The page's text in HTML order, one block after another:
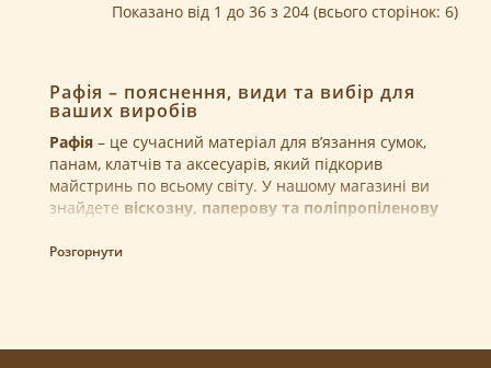
Показано від 1 до 36 з 204 (всього сторінок: 6)
Рафія – пояснення, види та вибір для
ваших виробів
Рафія – це сучасний матеріал для в’язання сумок,
панам, клатчів та аксесуарів, який підкорив
майстринь по всьому світу. У нашому магазині ви
знайдете віскозну, паперову та поліпропіленову
вибором – невелике пояснення, щоб розвіяти
Часто можна почути історії про «рафію з
Розгорнути